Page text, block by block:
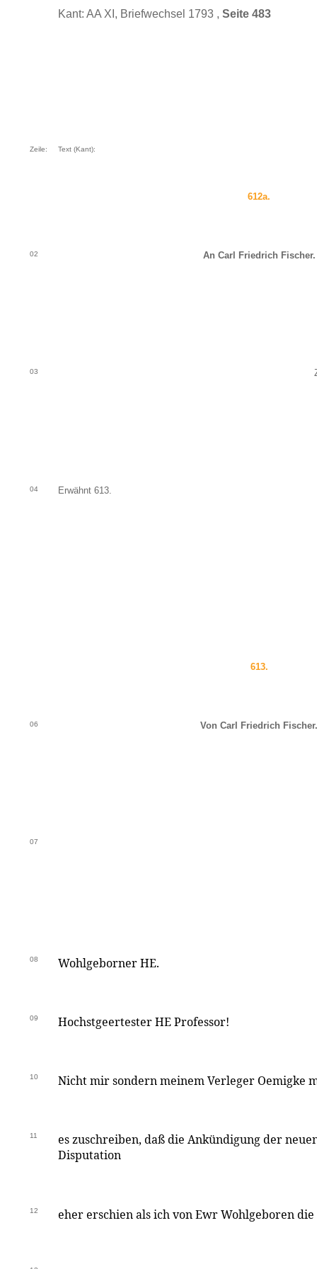
Kant: AA XI, Briefwechsel 1793 , Seite 483
Zeile: Text (Kant):
612a.
02 An Carl Friedrich Fischer.
03
04 Erwähnt 613.
613.
06 Von Carl Friedrich Fischer.
07
08 Wohlgeborner HE.
09 Hochstgeertester HE Professor!
10 Nicht mir sondern meinem Verleger Oemigke
11
es zuschreiben, daß die Ankündigung der
Disputation
12 eher erschien als ich von Ewr Wohlgeboren